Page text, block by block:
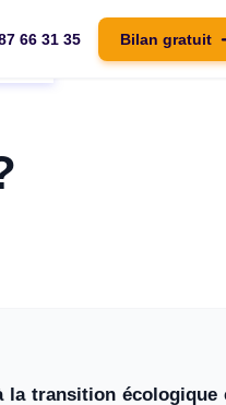
66 31 35 Bilan gratuit
la transition écologique